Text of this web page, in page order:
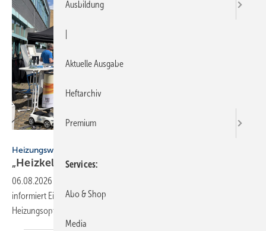
Öko-Zentrum NRW
Heizungswende NRW
„Heizkeller der Zu­kunft“ star­tet zwei­te
06.08.2026
informiert Eigentümer in NRW unabhängig über klimafreundliche
Heizungsoptionen – nun folgen acht weitere
Ausbildung
Aktuelle Ausgabe
Heftarchiv
Premium
Services
Abo & Shop
Media